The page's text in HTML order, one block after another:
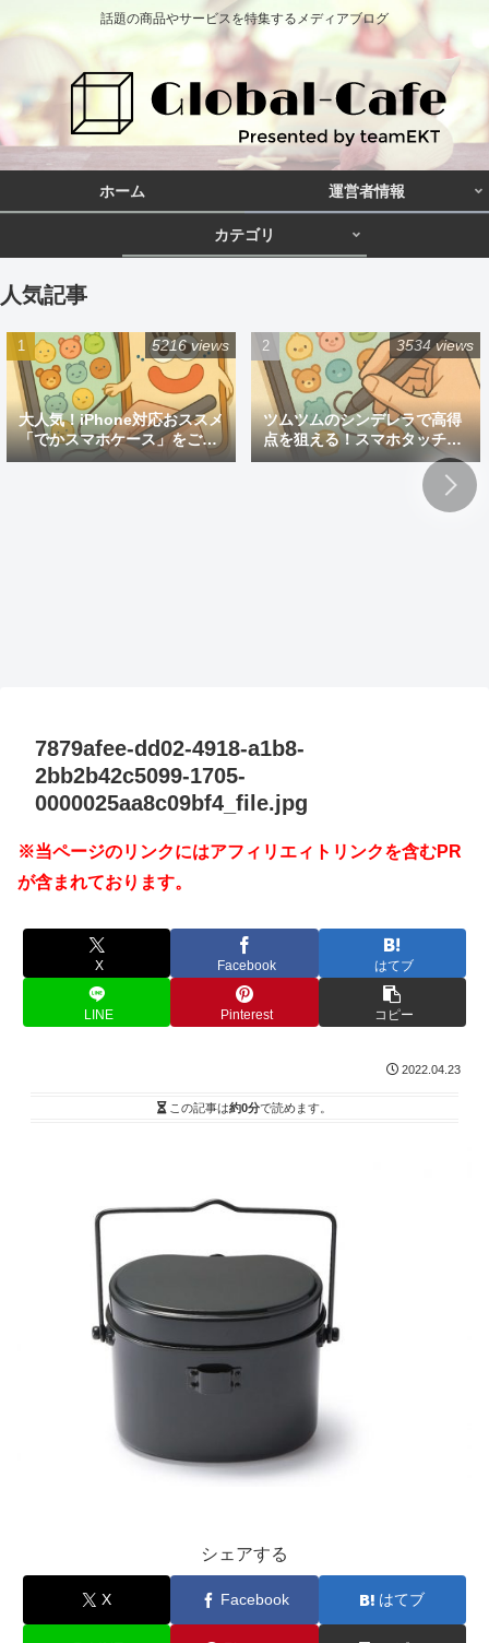
話題の商品やサービスを特集するメディアブログ
ホーム 運営者情報
カテゴリ
人気記事
大人気！iPhone対応おススメ
「でかスマホケース」をご紹
介
5216 views
ツムツムのシンデレラで高得
点を狙える！スマホタッチペ
ン
3534 views
7879afee-dd02-4918-a1b8-
2bb2b42c5099-1705-
0000025aa8c09bf4_file.jpg
※当ページのリンクにはアフィリエィトリンクを含むPR
が含まれております。
X Facebook はてブ
LINE Pinterest コピー
2022.04.23
この記事は約0分で読めます。
シェアする
X Facebook はてブ